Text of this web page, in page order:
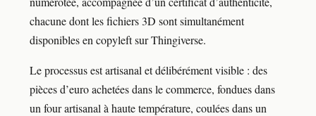
chacune dont les fichiers 3D sont simultanément
disponibles en copyleft sur Thingiverse.
Le processus est artisanal et délibérément visible : des
pièces d’euro achetées dans le commerce, fondues dans
un four artisanal à haute température, coulées dans un